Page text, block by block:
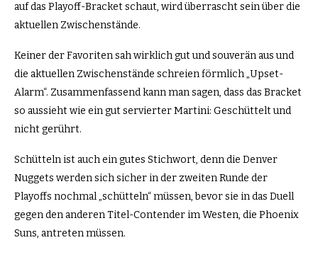
auf das Playoff-Bracket schaut, wird überrascht sein über die
aktuellen Zwischenstände.
Keiner der Favoriten sah wirklich gut und souverän aus und
die aktuellen Zwischenstände schreien förmlich „Upset-
Alarm“. Zusammenfassend kann man sagen, dass das Bracket
so aussieht wie ein gut servierter Martini: Geschüttelt und
nicht gerührt.
Schütteln ist auch ein gutes Stichwort, denn die Denver
Nuggets werden sich sicher in der zweiten Runde der
Playoffs nochmal „schütteln“ müssen, bevor sie in das Duell
gegen den anderen Titel-Contender im Westen, die Phoenix
Suns, antreten müssen.